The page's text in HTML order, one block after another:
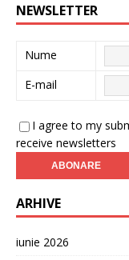
NEWSLETTER
Nume
E-mail
I agree to my
receive newsletters
ARHIVE
iunie 2026